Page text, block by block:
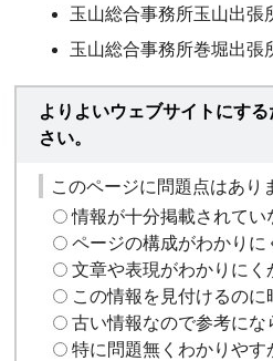
玉山総合事務所玉山出
玉山総合事務所巻堀出
よりよいウェブサイトにす
さい。
このページに問題点はあり
情報が十分掲載されてい
ページの構成がわかりに
文章や表現がわかりにく
この情報を見付けるのに
古い情報なので参考にな
特に問題無くわかりやす